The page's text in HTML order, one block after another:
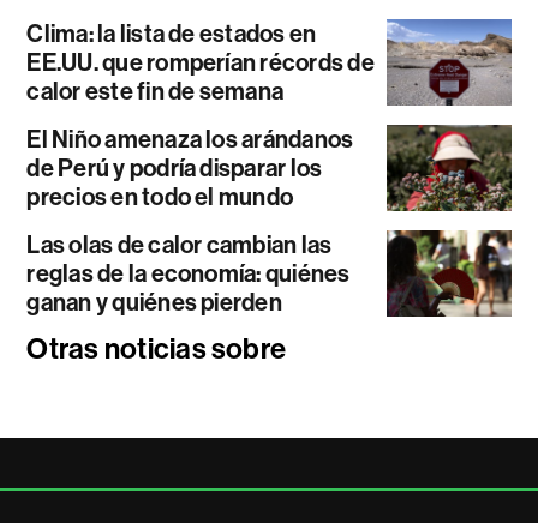
Clima: la lista de estados en
EE.UU. que romperían récords de
calor este fin de semana
El Niño amenaza los arándanos
de Perú y podría disparar los
precios en todo el mundo
Las olas de calor cambian las
reglas de la economía: quiénes
ganan y quiénes pierden
Otras noticias sobre